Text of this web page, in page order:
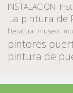
INSTALACION
La pintura de
literatura museo
pintores
pintura de